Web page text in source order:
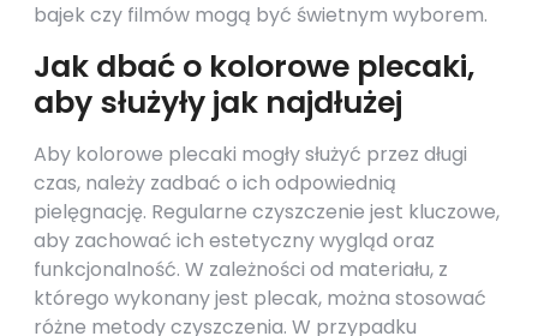
bajek czy filmów mogą być świetnym wyborem.
Jak dbać o kolorowe plecaki,
aby służyły jak najdłużej
Aby kolorowe plecaki mogły służyć przez długi
czas, należy zadbać o ich odpowiednią
pielęgnację. Regularne czyszczenie jest kluczowe,
aby zachować ich estetyczny wygląd oraz
funkcjonalność. W zależności od materiału, z
którego wykonany jest plecak, można stosować
różne metody czyszczenia. W przypadku